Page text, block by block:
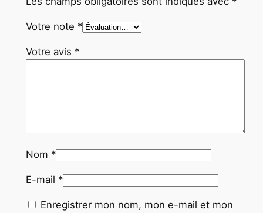
0
Votre note *
Votre avis *
Nom *
E-mail *
Enregistrer mon nom, mon e-mail et mon